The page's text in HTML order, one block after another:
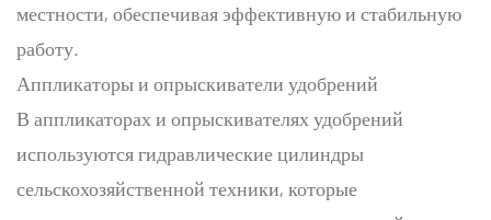
местности, обеспечивая эффективную и стабильную
работу.
Аппликаторы и опрыскиватели удобрений
В аппликаторах и опрыскивателях удобрений
используются гидравлические цилиндры
сельскохозяйственной техники, которые